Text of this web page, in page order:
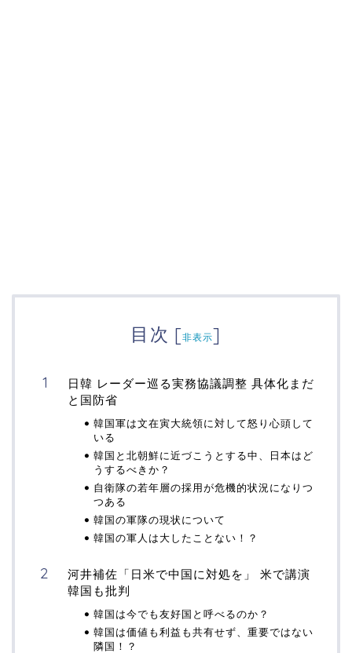
目次 [非表示]
日韓 レーダー巡る実務協議調整 具体化まだ
と国防省
韓国軍は文在寅大統領に対して怒り心頭して
いる
韓国と北朝鮮に近づこうとする中、日本はど
うするべきか？
自衛隊の若年層の採用が危機的状況になりつ
つある
韓国の軍隊の現状について
韓国の軍人は大したことない！？
河井補佐「日米で中国に対処を」 米で講演
韓国も批判
韓国は今でも友好国と呼べるのか？
韓国は価値も利益も共有せず、重要ではない
隣国！？